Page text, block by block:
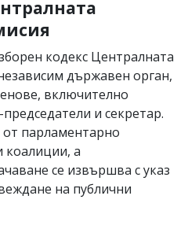
кодекс Централната
държавен орган,
включително
и секретар.
от парламентарно
коалиции, а
се извършва с указ
на публични